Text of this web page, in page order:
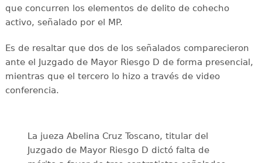
que concurren los elementos de delito de cohecho
activo, señalado por el MP.
Es de resaltar que dos de los señalados comparecieron
ante el Juzgado de Mayor Riesgo D de forma presencial,
mientras que el tercero lo hizo a través de video
conferencia.
La jueza Abelina Cruz Toscano, titular del
Juzgado de Mayor Riesgo D dictó falta de